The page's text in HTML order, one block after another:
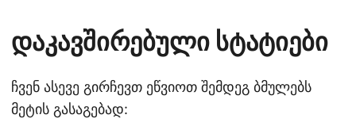
დაკავშირებული სტატიები
ჩვენ ასევე გირჩევთ ეწვიოთ შემდეგ ბმულებს
მეტის გასაგებად: